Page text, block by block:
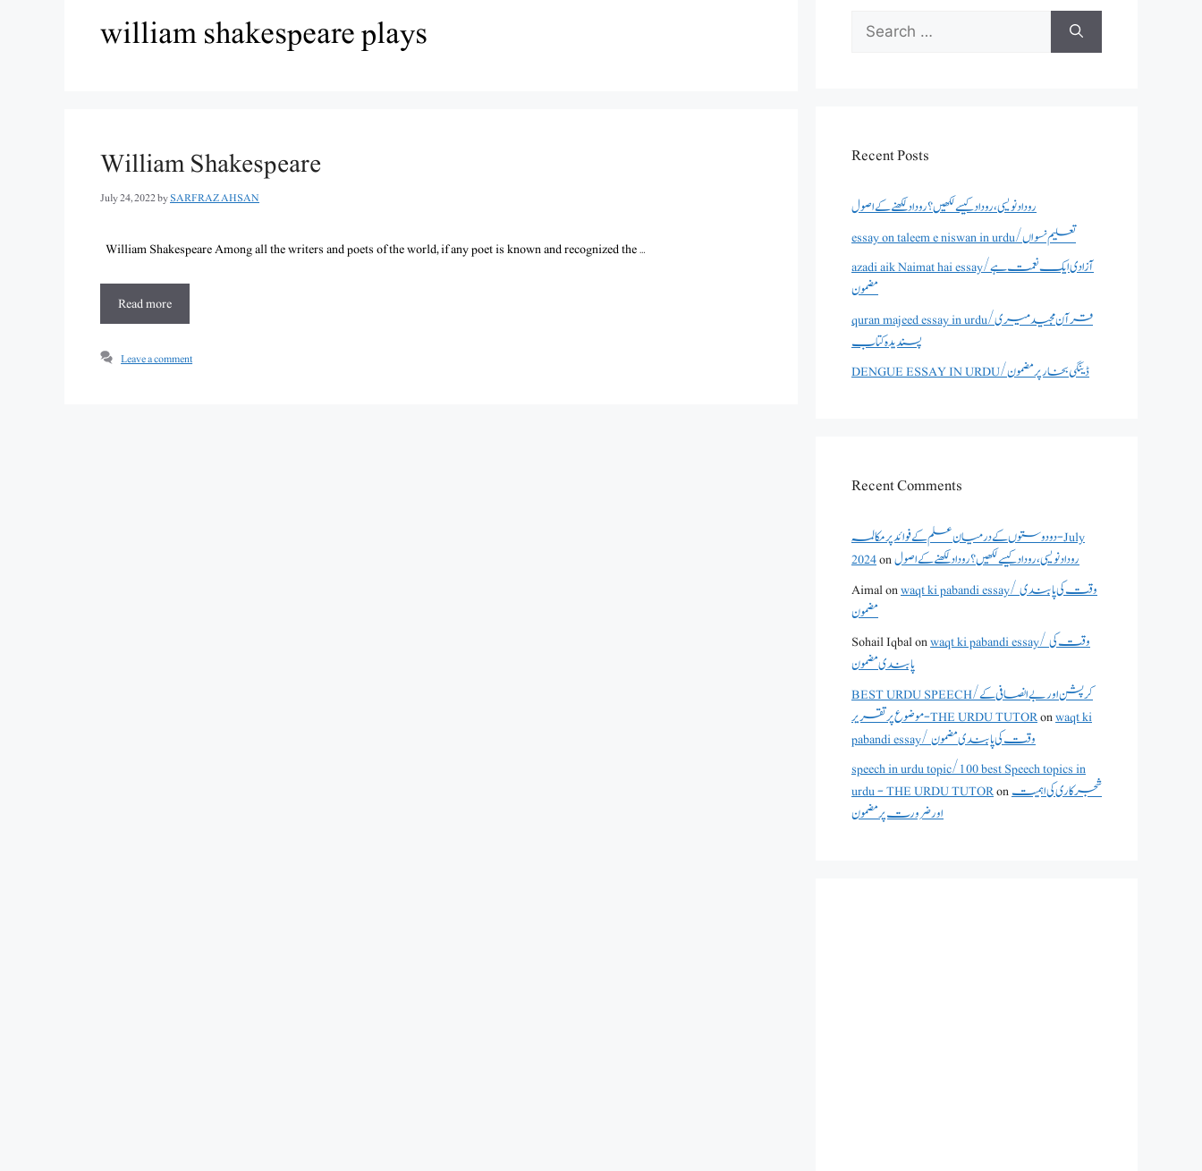
william shakespeare plays
William Shakespeare
July 24, 2022bySARFRAZ AHSAN
William Shakespeare Among all the writers and poets of the world, if any poet is known and recognized the …
Read more
Leave a comment
Search
for:
Recent Posts
روداد نویسی ،روداد کیسے لکھیں؟ روداد لکھنے کے اصول
essay on taleem e niswan in urdu/تعلیم نسواں
azadi aik Naimat hai essay/آزادی ایک نعمت ہے
مضمون
quran majeed essay in urdu/قرآن مجید میری
پسندیدہ کتاب
DENGUE ESSAY IN URDU/ڈینگی بخار پر مضمون
Recent Comments
دو دوستوں کے درمیان علم کے فوائد پر مکالمہ - July
2024onروداد نویسی ،روداد کیسے لکھیں؟ روداد لکھنے کے اصول
Aimalonwaqt ki pabandi essay/ وقت کی پابندی
مضمون
Sohail Iqbalonwaqt ki pabandi essay/ وقت کی
پابندی مضمون
BEST URDU SPEECH/کرپشن اور بے انصافی کے
موضوع پر تقریر - THE URDU TUTORonwaqt ki
pabandi essay/ وقت کی پابندی مضمون
speech in urdu topic/100 best Speech topics in
urdu - THE URDU TUTORonشجرکاری کی اہمیت
اور ضرورت پر مضمون